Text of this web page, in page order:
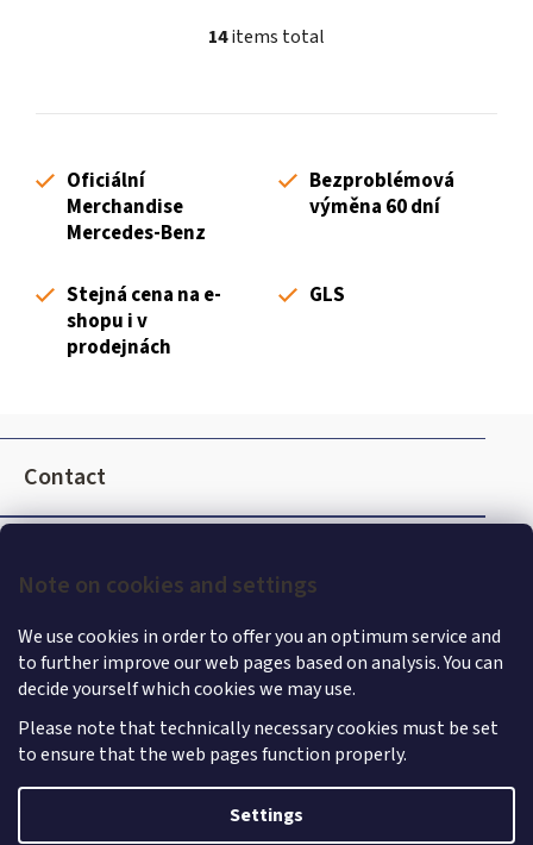
Note on cookies and settings
We use cookies in order to offer you an optimum service and
to further improve our web pages based on analysis. You can
decide yourself which cookies we may use.
Please note that technically necessary cookies must be set
to ensure that the web pages function properly.
Settings
L
s
s
14items total
Oficiální
Merchandise
Mercedes-Benz
Bezproblémová
výměna 60 dní
Stejná cena na e-
shopu i v
prodejnách
GLS
F
o
t
Contact
|mime digital